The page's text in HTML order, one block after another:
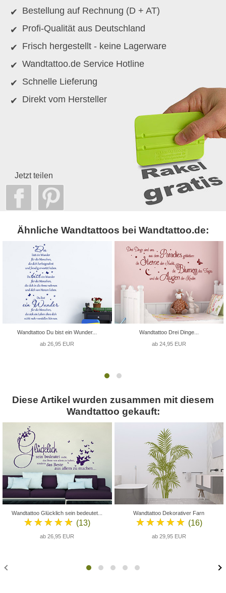
Bestellung auf Rechnung (D + AT)
Profi-Qualität aus Deutschland
Frisch hergestellt - keine Lagerware
Wandtattoo.de Service Hotline
Schnelle Lieferung
Direkt vom Hersteller
Jetzt teilen
Ähnliche Wandtattoos bei Wandtattoo.de:
Wandtattoo Du bist ein Wunder...
ab 26,95 EUR
Wandtattoo Drei Dinge...
ab 24,95 EUR
Diese Artikel wurden zusammen mit diesem
Wandtattoo gekauft:
Wandtattoo Glücklich sein bedeutet...
★★★★★ (13)
ab 26,95 EUR
Wandtattoo Dekorativer Farn
★★★★★ (16)
ab 29,95 EUR